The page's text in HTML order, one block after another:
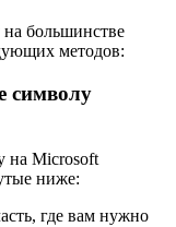
большинстве
методов:
символу
на Microsoft
ниже:
где вам нужно